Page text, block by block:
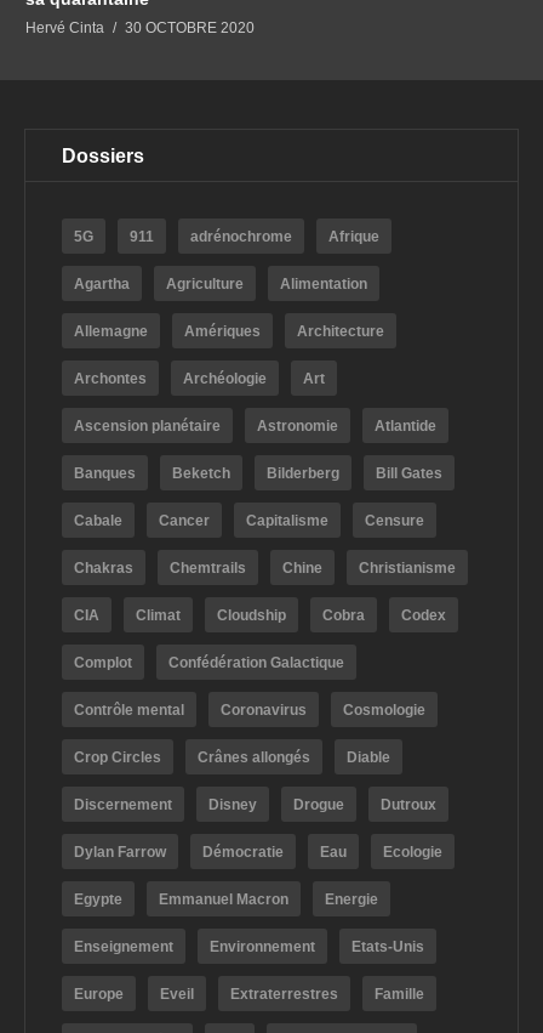
Hervé Cinta 30 OCTOBRE 2020
Dossiers
5G 911 adrénochrome Afrique
Agartha Agriculture Alimentation
Allemagne Amériques Architecture
Archontes Archéologie Art
Ascension planétaire Astronomie Atlantide
Banques Beketch Bilderberg Bill Gates
Cabale Cancer Capitalisme Censure
Chakras Chemtrails Chine Christianisme
CIA Climat Cloudship Cobra Codex
Complot Confédération Galactique
Contrôle mental Coronavirus Cosmologie
Crop Circles Crânes allongés Diable
Discernement Disney Drogue Dutroux
Dylan Farrow Démocratie Eau Ecologie
Egypte Emmanuel Macron Energie
Enseignement Environnement Etats-Unis
Europe Eveil Extraterrestres Famille